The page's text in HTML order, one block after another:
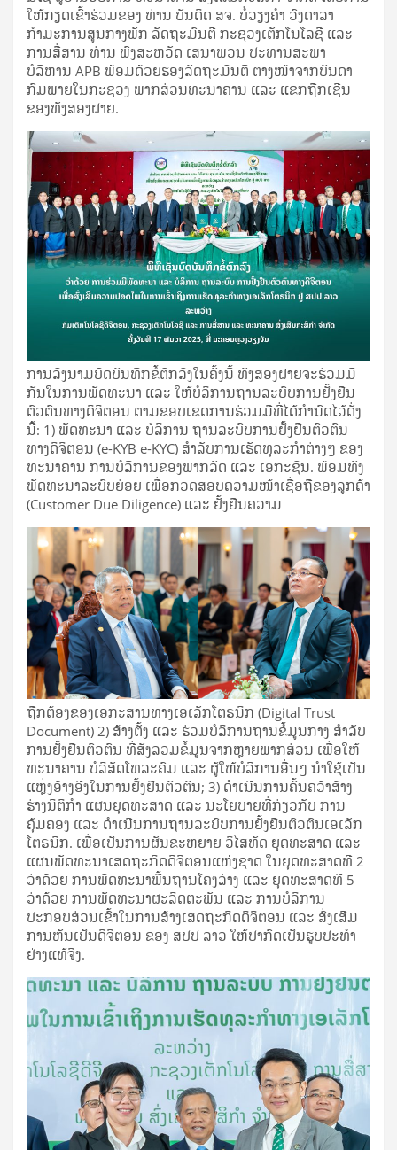
ໃຫ້ກຽດເຂົ້າຮ່ວມຂອງ ທ່ານ ບັນດິດ ສຈ. ບໍ່ວຽງຄຳ ວົງດາລາ
ກຳມະການສູນກາງພັກ ລັດຖະມົນຕີ ກະຊວງເຕັກໂນໂລຊີ ແລະ
ການສື່ສານ ທ່ານ ພົງສະຫວັດ ເສນາພວນ ປະທານສະພາ
ບໍລິຫານ APB ພ້ອມດ້ວຍຮອງລັດຖະມົນຕີ ຕາງໜ້າຈາກບັນດາ
ກົມພາຍໃນກະຊວງ ພາກສ່ວນທະນາຄານ ແລະ ແຂກຖືກເຊີນ
ຂອງທັງສອງຝ່າຍ.
ການລົງນາມບົດບັນທຶກຂໍ້ຕົກລົງໃນຄັ້ງນີ້ ທັງສອງຝ່າຍຈະຮ່ວມມື
ກັນໃນການພັດທະນາ ແລະ ໃຫ້ບໍລິການຖານລະບົບການຢັ້ງຢືນ
ຕົວຕົນທາງດິຈິຕອນ ຕາມຂອບເຂດການຮ່ວມມືທີ່ໄດ້ກຳນົດໄວ້ດັ່ງ
ນີ້: 1) ພັດທະນາ ແລະ ບໍລິການ ຖານລະບົບການຢັ້ງຢືນຕົວຕົນ
ທາງດິຈິຕອນ (e-KYB e-KYC) ສໍາລັບການເຮັດທຸລະກໍາຕ່າງໆ ຂອງ
ທະນາຄານ ການບໍລິການຂອງພາກລັດ ແລະ ເອກະຊົນ. ພ້ອມທັງ
ພັດທະນາລະບົບຍ່ອຍ ເພື່ອກວດສອບຄວາມໜ້າເຊື່ອຖືຂອງລູກຄ້າ
(Customer Due Diligence) ແລະ ຢັ້ງຢືນຄວາມ
ຖືກຕ້ອງຂອງເອກະສານທາງເອເລັກໂຕຣນິກ (Digital Trust
Document) 2) ສ້າງຕັ້ງ ແລະ ຮ່ວມບໍລິການຖານຂໍ້ມູນກາງ ສໍາລັບ
ການຢັ້ງຢືນຕົວຕົນ ທີ່ສັງລວມຂໍ້ມູນຈາກຫຼາຍພາກສ່ວນ ເພື່ອໃຫ້
ທະນາຄານ ບໍລິສັດໂທລະຄົມ ແລະ ຜູ້ໃຫ້ບໍລິການອື່ນໆ ນໍາໃຊ້ເປັນ
ແຫຼ່ງອ້າງອີງໃນການຢັ້ງຢືນຕົວຕົນ; 3) ດຳເນີນການຄົ້ນຄວ້າສ້າງ
ຮ່າງນິຕິກຳ ແຜນຍຸດທະສາດ ແລະ ນະໂຍບາຍທີ່ກ່ຽວກັບ ການ
ຄຸ້ມຄອງ ແລະ ດຳເນີນການຖານລະບົບການຢັ້ງຢືນຕົວຕົນເອເລັກ
ໂຕຣນິກ. ເພື່ອເປັນການຜັນຂະຫຍາຍ ວິໄສທັດ ຍຸດທະສາດ ແລະ
ແຜນພັດທະນາເສດຖະກິດດິຈິຕອນແຫ່ງຊາດ ໃນຍຸດທະສາດທີ 2
ວ່າດ້ວຍ ການພັດທະນາພື້ນຖານໂຄງລ່າງ ແລະ ຍຸດທະສາດທີ 5
ວ່າດ້ວຍ ການພັດທະນາຜະລິດຕະພັນ ແລະ ການບໍລິການ
ປະກອບສ່ວນເຂົ້າໃນການສ້າງເສດຖະກິດດິຈິຕອນ ແລະ ສົ່ງເສີມ
ການຫັນເປັນດິຈິຕອນ ຂອງ ສປປ ລາວ ໃຫ້ປາກົດເປັນຮູບປະທໍາ
ຢ່າງແທ້ຈິງ.